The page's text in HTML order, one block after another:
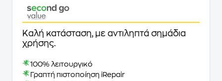
Καλή κατάσταση, με αντιληπτά σημάδια
χρήσης.
100% λειτουργικό
Γραπτή πιστοποίηση iRepair